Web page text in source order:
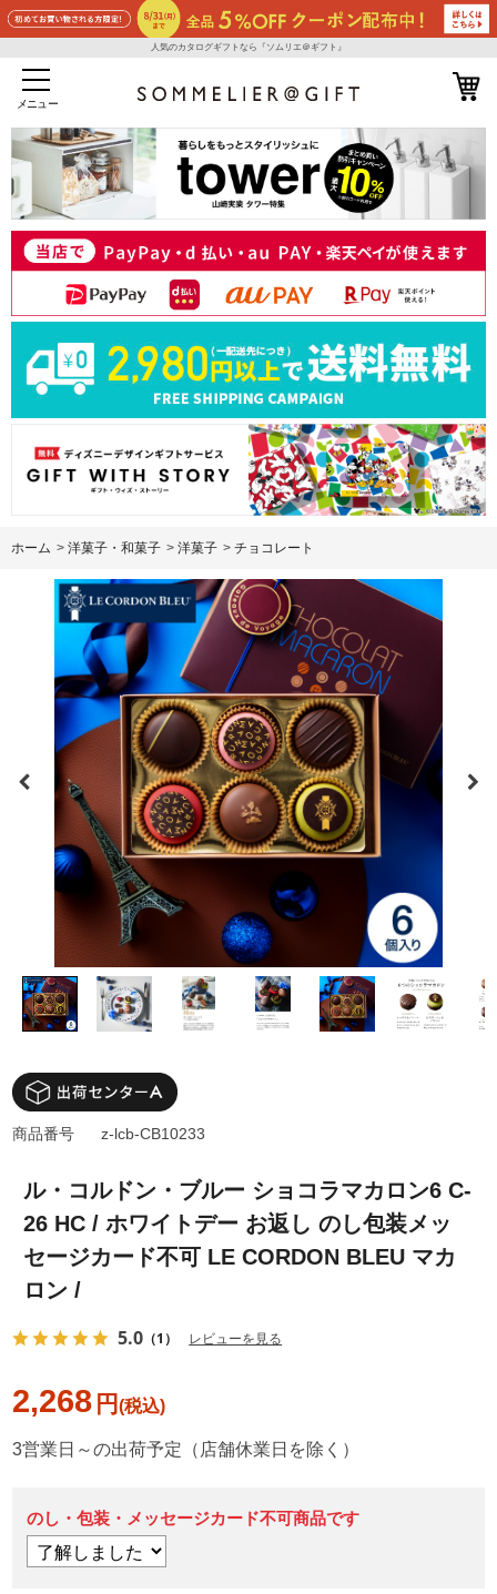
人気のカタログギフトなら『ソムリエ＠ギフト』
メニュー
ホーム > 洋菓子・和菓子 > 洋菓子 > チョコレート
ル・コルドン・ブルー ショコラマカロン6 C-
26 HC / ホワイトデー お返し のし包装メッ
セージカード不可 LE CORDON BLEU マカ
ロン /
5.0 （1） レビューを見る
2,268 円
商品番号 z-lcb-CB10233
3営業日～の出荷予定（店舗休業日を除く）
のし・包装・メッセージカード不可商品です